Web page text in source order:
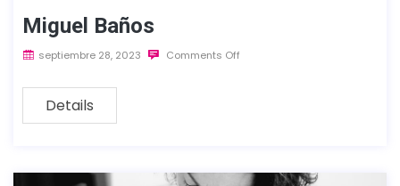
Miguel Baños
septiembre 28, 2023 Comments Off
Details